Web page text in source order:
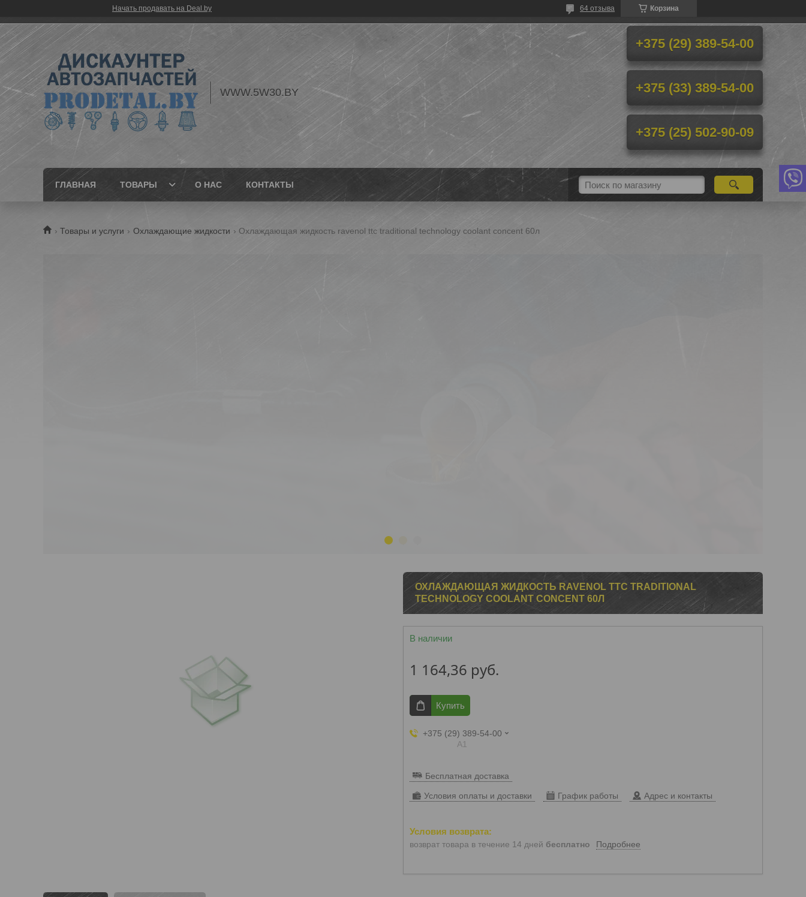
Начать продавать на Deal.by Корзина
64 отзыва
WWW.5W30.BY
+375 (29) 389-54-00
+375 (33) 389-54-00
+375 (25) 502-90-09
ГЛАВНАЯ ТОВАРЫ О НАС КОНТАКТЫ
Товары и услуги Охлаждающие жидкости Охлаждающая жидкость ravenol ttc traditional technology coolant concent 60л
ОХЛАЖДАЮЩАЯ ЖИДКОСТЬ RAVENOL TTC TRADITIONAL
TECHNOLOGY COOLANT CONCENT 60Л
В наличии
1 164,36 руб.
Купить
+375 (29) 389-54-00
А1
Бесплатная доставка
Условия оплаты и доставки График работы Адрес и контакты
возврат товара в течение 14 дней бесплатно Подробнее